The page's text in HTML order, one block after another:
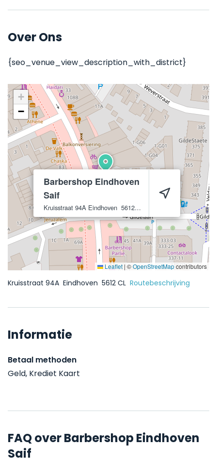
Over Ons
{seo_venue_view_description_with_district}
Barbershop Eindhoven
Saif
Kruisstraat 94A Eindhoven 5612 CL
+
−
Leaflet | ©OpenStreetMapcontributors
Kruisstraat 94A Eindhoven 5612 CL Routebeschrijving
Informatie
Betaal methoden
Geld, Krediet Kaart
FAQ over Barbershop Eindhoven
Saif